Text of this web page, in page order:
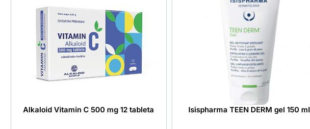
Alkaloid Vitamin C 500 mg 12 tableta Isispharma TEEN DERM gel 150 ml